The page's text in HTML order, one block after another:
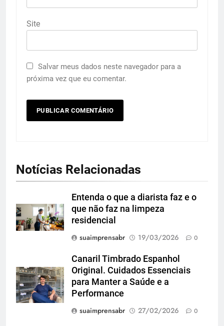
Site
Salvar meus dados neste navegador para a
próxima vez que eu comentar.
Notícias Relacionadas
Entenda o que a diarista faz e o
que não faz na limpeza
residencial
suaimprensabr
19/03/2026 0
Canaril Timbrado Espanhol
Original. Cuidados Essenciais
para Manter a Saúde e a
Performance
suaimprensabr
27/02/2026 0